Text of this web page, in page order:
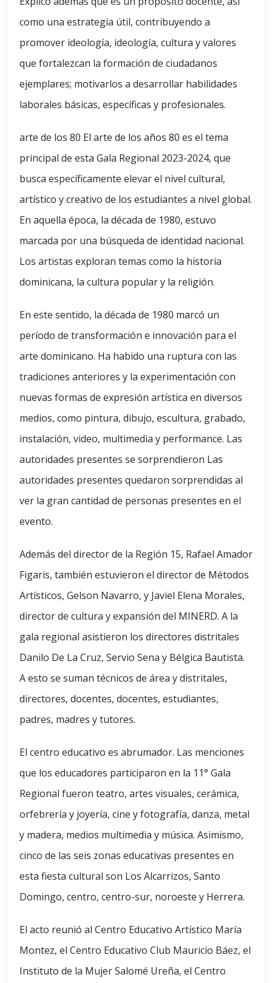
como una estrategia útil, contribuyendo a
promover ideología, ideología, cultura y valores
que fortalezcan la formación de ciudadanos
ejemplares; motivarlos a desarrollar habilidades
laborales básicas, específicas y profesionales.
arte de los 80 El arte de los años 80 es el tema
principal de esta Gala Regional 2023-2024, que
busca específicamente elevar el nivel cultural,
artístico y creativo de los estudiantes a nivel global.
En aquella época, la década de 1980, estuvo
marcada por una búsqueda de identidad nacional.
Los artistas exploran temas como la historia
dominicana, la cultura popular y la religión.
En este sentido, la década de 1980 marcó un
período de transformación e innovación para el
arte dominicano. Ha habido una ruptura con las
tradiciones anteriores y la experimentación con
nuevas formas de expresión artística en diversos
medios, como pintura, dibujo, escultura, grabado,
instalación, video, multimedia y performance. Las
autoridades presentes se sorprendieron Las
autoridades presentes quedaron sorprendidas al
ver la gran cantidad de personas presentes en el
evento.
Además del director de la Región 15, Rafael Amador
Figaris, también estuvieron el director de Métodos
Artísticos, Gelson Navarro, y Javiel Elena Morales,
director de cultura y expansión del MINERD. A la
gala regional asistieron los directores distritales
Danilo De La Cruz, Servio Sena y Bélgica Bautista.
A esto se suman técnicos de área y distritales,
directores, docentes, docentes, estudiantes,
padres, madres y tutores.
El centro educativo es abrumador. Las menciones
que los educadores participaron en la 11° Gala
Regional fueron teatro, artes visuales, cerámica,
orfebrería y joyería, cine y fotografía, danza, metal
y madera, medios multimedia y música. Asimismo,
cinco de las seis zonas educativas presentes en
esta fiesta cultural son Los Alcarrizos, Santo
Domingo, centro, centro-sur, noroeste y Herrera.
El acto reunió al Centro Educativo Artístico María
Montez, el Centro Educativo Club Mauricio Báez, el
Instituto de la Mujer Salomé Ureña, el Centro